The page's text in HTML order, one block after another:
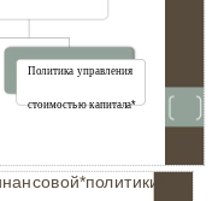
Политика управления
стоимостью капитала*